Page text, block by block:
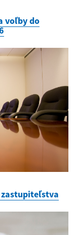
voľby do
zastupiteľstva